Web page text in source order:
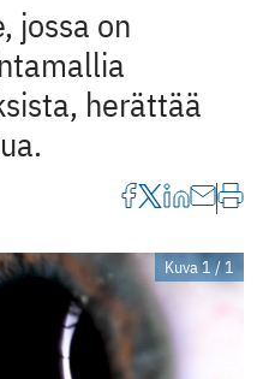
jossa on
herättää
Kuva 1 / 1